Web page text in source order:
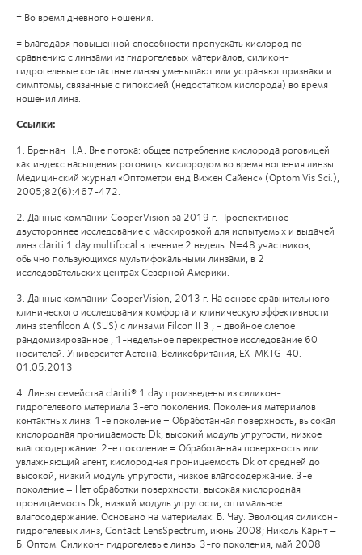
† Во время дневного ношения.
‡ Благодаря повышенной способности пропускать кислород по
сравнению с линзами из гидрогелевых материалов, силикон-
гидрогелевые контактные линзы уменьшают или устраняют признаки и
симптомы, связанные с гипоксией (недостатком кислорода) во время
ношения линз.
Ссылки:
1. Бреннан Н.А. Вне потока: общее потребление кислорода роговицей
как индекс насыщения роговицы кислородом во время ношения линзы.
Медицинский журнал «Оптометри енд Вижен Сайенс» (Optom Vis Sci.),
2005;82(6):467-472.
2. Данные компании CooperVision за 2019 г. Проспективное
двустороннее исследование с маскировкой для испытуемых и выдачей
линз clariti 1 day multifocal в течение 2 недель. N=48 участников,
обычно пользующихся мультифокальными линзами, в 2
исследовательских центрах Северной Америки.
3. Данные компании CooperVision, 2013 г. На основе сравнительного
клинического исследования комфорта и клиническую эффективности
линз stenfilcon A (SUS) с линзами Filcon II 3 , - двойное слепое
рандомизированное , 1-недельное перекрестное исследование 60
носителей. Университет Астона, Великобритания, EX-MKTG-40.
01.05.2013
4. Линзы семейства clariti® 1 day произведены из силикон-
гидрогелевого материала 3-его поколения. Поколения материалов
контактных линз: 1-е поколение = Обработанная поверхность, высокая
кислородная проницаемость Dk, высокий модуль упругости, низкое
влагосодержание. 2-е поколение = Обработанная поверхность или
увлажняющий агент, кислородная проницаемость Dk от средней до
высокой, низкий модуль упругости, низкое влагосодержание. 3-е
поколение = Нет обработки поверхности, высокая кислородная
проницаемость Dk, низкий модуль упругости, оптимальное
влагосодержание. Основано на материалах: Б. Чау. Эволюция силикон-
гидрогелевых линз, Contact LensSpectrum, июнь 2008; Николь Карнт –
Б. Оптом. Cиликон- гидрогелевые линзы 3-го поколения, май 2008